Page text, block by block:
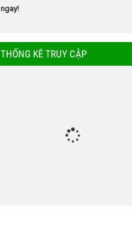
ngay!
THỐNG KÊ TRUY CẬP